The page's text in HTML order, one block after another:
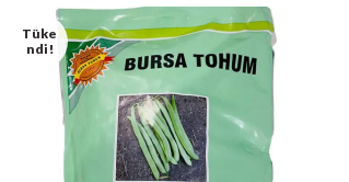
Tüke
Ndi!